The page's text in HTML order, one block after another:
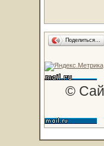
Поделиться…
©